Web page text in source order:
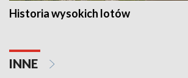
Historia wysokich lotów
INNE